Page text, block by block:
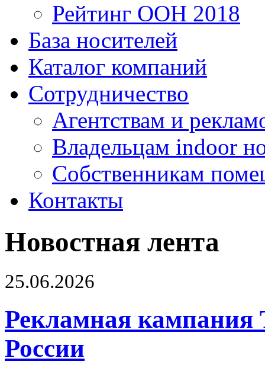
Рейтинг OOH 2018
База носителей
Каталог компаний
Сотрудничество
Агентствам и
Владельцам indoor
Собственникам
Контакты
Новостная лента
25.06.2026
Рекламная кампания
России